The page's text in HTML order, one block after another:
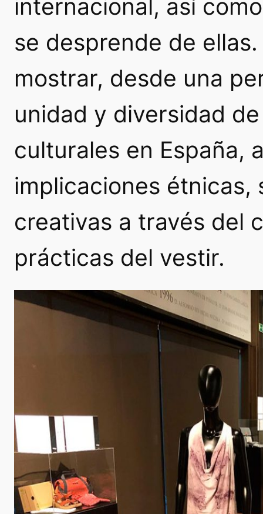
internacional, así
se desprende de
mostrar, desde una
unidad y diversidad
culturales en España,
implicaciones étnicas,
creativas a través del
prácticas del vestir.